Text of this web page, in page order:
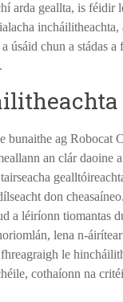
arda geallta, is
chun a stádas a
bunaithe ag Robocat
an clár daoine
don
a léiríonn tiomantas
lena n-
le
cothaíonn na